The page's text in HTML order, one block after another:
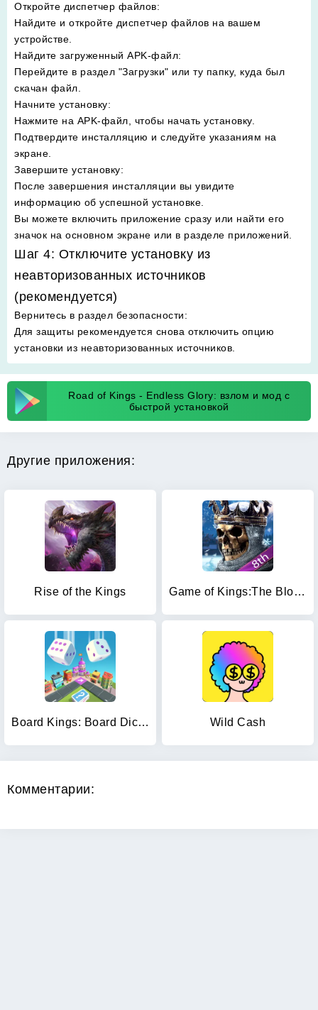
Откройте диспетчер файлов:
Найдите и откройте диспетчер файлов на вашем
устройстве.
Найдите загруженный APK-файл:
Перейдите в раздел "Загрузки" или ту папку, куда был
скачан файл.
Начните установку:
Нажмите на APK-файл, чтобы начать установку.
Подтвердите инсталляцию и следуйте указаниям на
экране.
Завершите установку:
После завершения инсталляции вы увидите
информацию об успешной установке.
Вы можете включить приложение сразу или найти его
значок на основном экране или в разделе приложений.
Шаг 4: Отключите установку из
неавторизованных источников
(рекомендуется)
Вернитесь в раздел безопасности:
Для защиты рекомендуется снова отключить опцию
установки из неавторизованных источников.
Road of Kings - Endless Glory: взлом и мод с
быстрой установкой
Другие приложения:
Rise of the Kings Game of Kings:The Blood Throne
Board Kings: Board Dice Games Wild Cash
Комментарии: